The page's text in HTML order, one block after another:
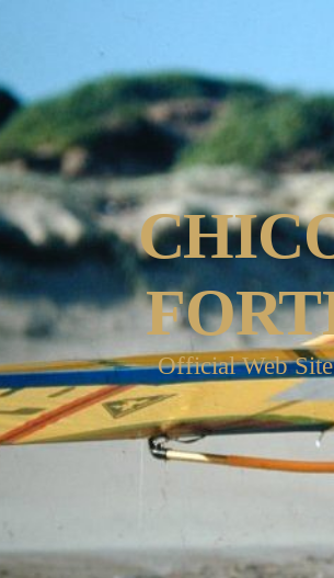
Official Web Site